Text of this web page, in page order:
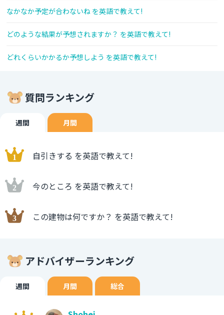
なかなか予定が合わないね を英語で教えて!
どのような結果が予想されますか？ を英語で教えて!
どれくらいかかるか予想しよう を英語で教えて!
質問ランキング
週間 月間
自引きする を英語で教えて!
今のところ を英語で教えて!
この建物は何ですか？ を英語で教えて!
アドバイザーランキング
週間 月間 総合